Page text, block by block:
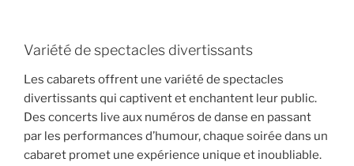
Variété de spectacles divertissants
Les cabarets offrent une variété de spectacles
divertissants qui captivent et enchantent leur public.
Des concerts live aux numéros de danse en passant
par les performances d’humour, chaque soirée dans un
cabaret promet une expérience unique et inoubliable.